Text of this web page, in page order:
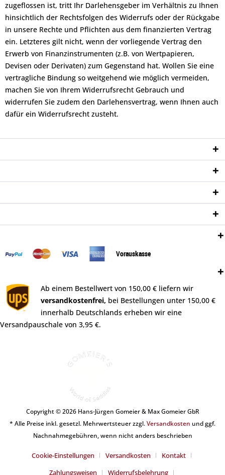
zugeflossen ist, tritt Ihr Darlehensgeber im Verhältnis zu Ihnen
hinsichtlich der Rechtsfolgen des Widerrufs oder der Rückgabe
in unsere Rechte und Pflichten aus dem finanzierten Vertrag
ein. Letzteres gilt nicht, wenn der vorliegende Vertrag den
Erwerb von Finanzinstrumenten (z.B. von Wertpapieren,
Devisen oder Derivaten) zum Gegenstand hat. Wollen Sie eine
vertragliche Bindung so weitgehend wie möglich vermeiden,
machen Sie von Ihrem Widerrufsrecht Gebrauch und
widerrufen Sie zudem den Darlehensvertrag, wenn Ihnen auch
dafür ein Widerrufsrecht zusteht.
Vorauskasse
Ab einem Bestellwert von 150,00 € liefern wir
versandkostenfrei, bei Bestellungen unter 150,00 €
innerhalb Deutschlands erheben wir eine
Versandpauschale von 3,95 €.
Copyright © 2026 Hans-Jürgen Gomeier & Max Gomeier GbR
* Alle Preise inkl. gesetzl. Mehrwertsteuer zzgl.Versandkosten und ggf.
Nachnahmegebühren, wenn nicht anders beschrieben
Cookie-Einstellungen Versandkosten
Kontakt
Zahlungsweisen
Widerrufsbelehrung